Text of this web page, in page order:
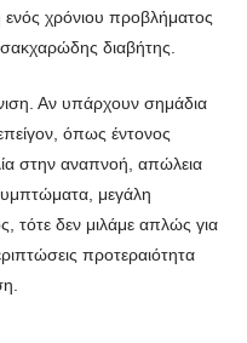
ενός χρόνιου προβλήματος
διαβήτης.
Αν υπάρχουν σημάδια
όπως έντονος
στην αναπνοή, απώλεια
μεγάλη
τότε δεν μιλάμε απλώς για
προτεραιότητα